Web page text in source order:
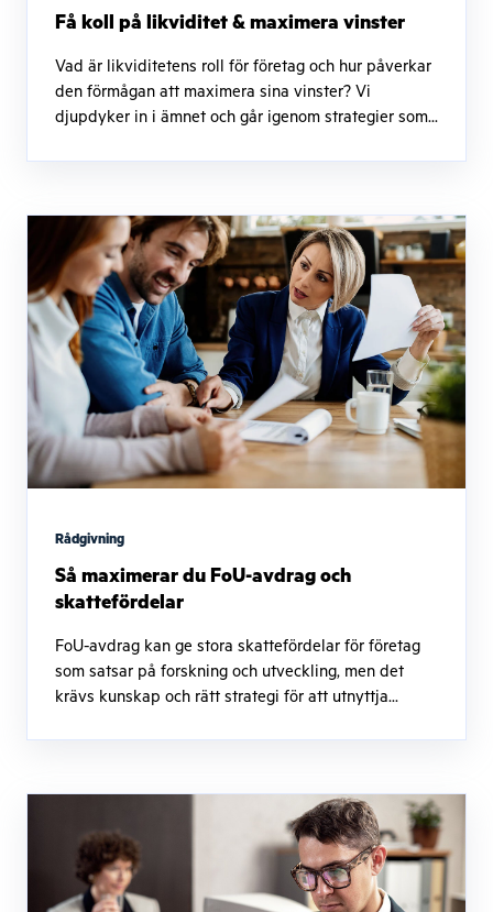
Få koll på likviditet & maximera vinster
Vad är likviditetens roll för företag och hur påverkar
den förmågan att maximera sina vinster? Vi
djupdyker in i ämnet och går igenom strategier som...
Rådgivning
Så maximerar du FoU-avdrag och
skattefördelar
FoU-avdrag kan ge stora skattefördelar för företag
som satsar på forskning och utveckling, men det
krävs kunskap och rätt strategi för att utnyttja...